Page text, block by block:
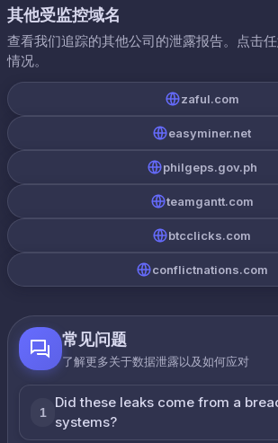
其他受监控域名
查看我们追踪的其他公司的泄露报告。点击
情况。
zaful.com
easyminer.net
philgeps.gov.ph
teamgantt.com
btcclicks.com
conflictnations.com
常见问题
了解更多关于数据泄露以及如何应对
1
Did these leaks come from a
systems?